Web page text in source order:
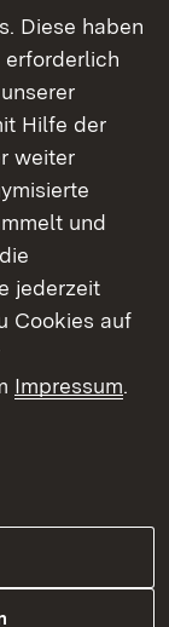
Mängeln in
der
am
Der
Diese haben
erforderlich
Hilfe der
weiter
und
jederzeit
Cookies auf
Impressum.